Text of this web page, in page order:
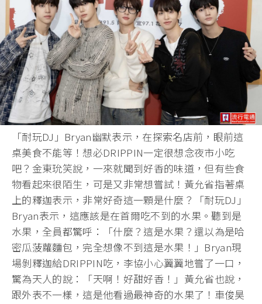
「耐玩DJ」Bryan幽默表示，在探索名店前，眼前這
桌美食不能等！想必DRIPPIN一定很想念夜市小吃
吧？金東玧笑說，一來就聞到好香的味道，但有些食
物看起來很陌生，可是又非常想嘗試！黃允省指著桌
上的釋迦表示，非常好奇這一顆是什麼？「耐玩DJ」
Bryan表示，這應該是在首爾吃不到的水果。聽到是
水果，全員都驚呼：「什麼？這是水果？還以為是哈
密瓜菠蘿麵包，完全想像不到這是水果！」Bryan現
場剝釋迦給DRIPPIN吃，李協小心翼翼地嘗了一口，
驚為天人的說：「天啊！好甜好香！」黃允省也說，
跟外表不一樣，這是他看過最神奇的水果了！車俊昊